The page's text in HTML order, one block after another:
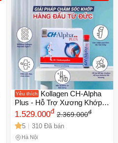
Yêu thích
Kollagen CH-Alpha
Plus - Hỗ Trợ Xương Khớp,
Giảm Đau, Tái Tạo Sụn Hiệu
Quả, Duy Trì Vận Động Linh
Hoạt, 5 Trong 1 Giải Pháp
Vàng
1.529.000đ 2.369.000đ
5 310 Đã bán
Hà Nội